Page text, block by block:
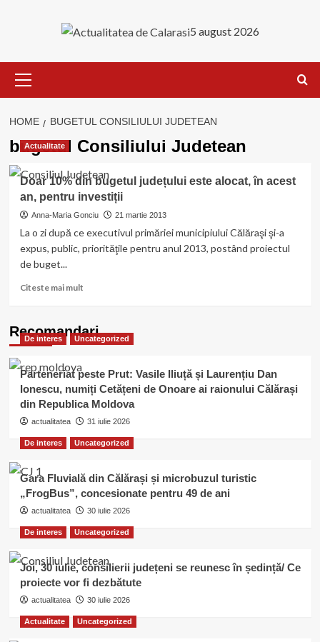
5 august 2026
Menu
HOME BUGETUL CONSILIULUI JUDETEAN
bugetul Consiliului Judetean
Actualitate
Doar 10% din bugetul județului este alocat, în acest
an, pentru investiții
Anna-Maria Gonciu 21 martie 2013
La o zi după ce executivul primăriei municipiului Călăraşi şi-a
expus, public, priorităţile pentru anul 2013, postând proiectul
de buget...
Citeste mai multRead
Doar
10%
județului
este
alocat,
în
acest
an,
investiții
Recomandari
De interes Uncategorized
Parteneriat peste Prut: Vasile Iliuță și Laurențiu Dan
Ionescu, numiți Cetățeni de Onoare ai raionului Călărași
din Republica Moldova
actualitatea 31 iulie 2026
De interes Uncategorized
Gara Fluvială din Călărași și microbuzul turistic
„FrogBus”, concesionate pentru 49 de ani
actualitatea 30 iulie 2026
De interes Uncategorized
Joi, 30 iulie, consilierii județeni se reunesc în ședință/ Ce
proiecte vor fi dezbătute
actualitatea 30 iulie 2026
Actualitate Uncategorized